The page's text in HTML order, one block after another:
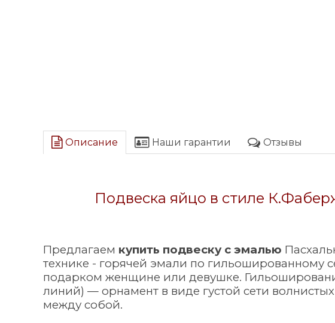
Описание Наши гарантии Отзывы
Подвеска яйцо в стиле
Предлагаем купить подвеску с эмалью
технике - горячей эмали по гильошированному
подарком женщине или девушке.
линий) — орнамент в виде густой сети
между собой.